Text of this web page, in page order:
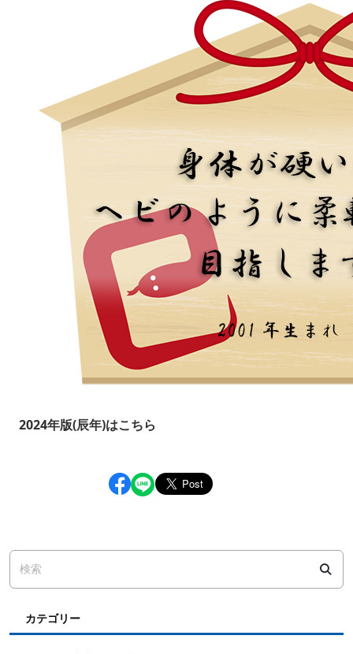
2024年版(辰年)はこちら
カテゴリー